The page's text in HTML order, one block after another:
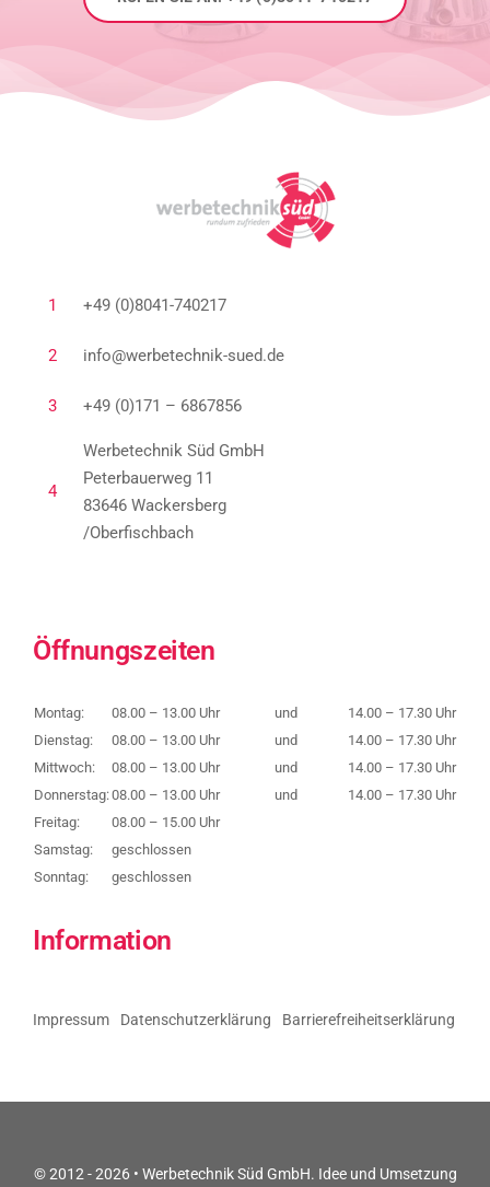
1 +49 (0)8041-740217
2 info@werbetechnik-sued.de
3 +49 (0)171 – 6867856
4
Werbetechnik Süd GmbH
Peterbauerweg 11
83646 Wackersberg
/Oberfischbach
Öffnungszeiten
Montag: 08.00 – 13.00 Uhr und
14.00 – 17.30 Uhr
Dienstag:
08.00 – 13.00 Uhr und
14.00 – 17.30 Uhr
Mittwoch:
08.00 – 13.00 Uhr und
14.00 – 17.30 Uhr
Donnerstag:08.00 – 13.00 Uhr und
14.00 – 17.30 Uhr
Freitag:
08.00 – 15.00 Uhr
Samstag:
geschlossen
Sonntag:
geschlossen
Information
Impressum Datenschutzerklärung Barrierefreiheitserklärung
© 2012 - 2026 • Werbetechnik Süd GmbH. Idee und Umsetzung